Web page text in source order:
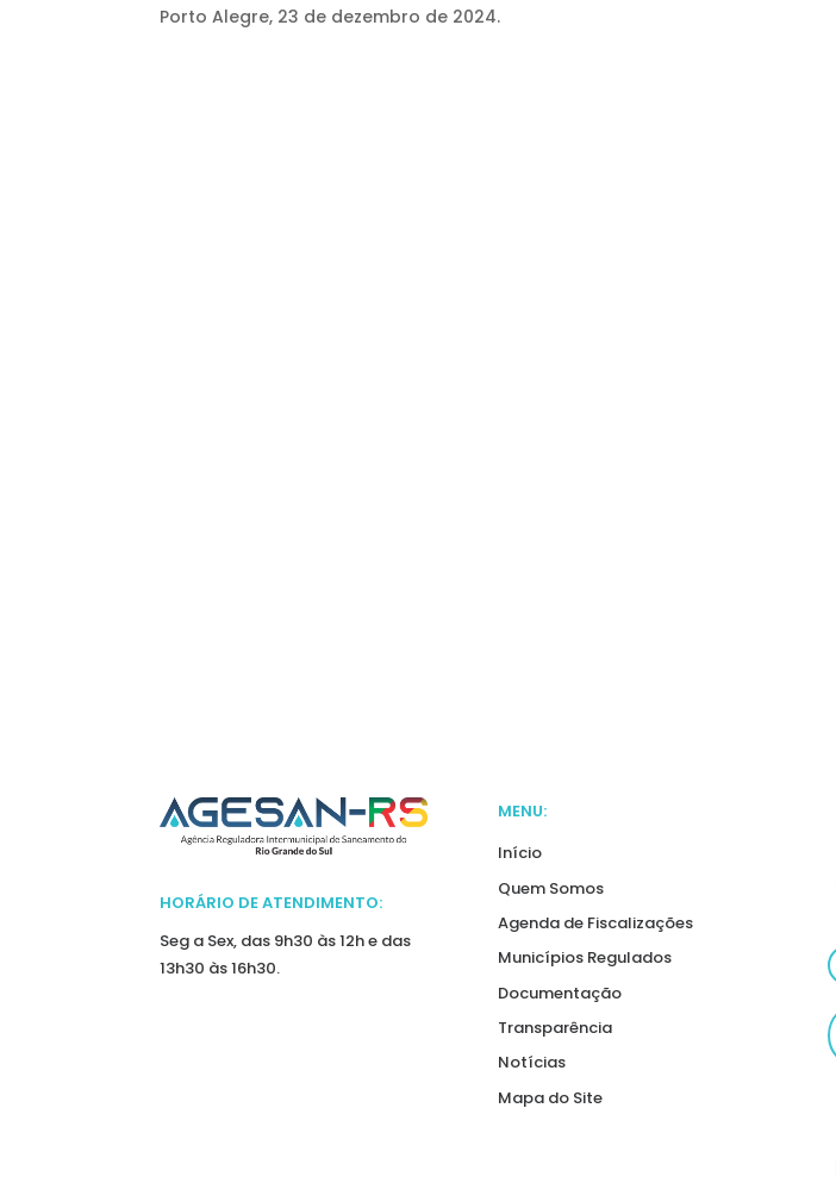
Porto Alegre, 23 de dezembro de 2024.
HORÁRIO DE ATENDIMENTO:
Seg a Sex, das 9h30 às 12h e das
13h30 às 16h30.
MENU:
Início
Quem Somos
Agenda de Fiscalizações
Municípios Regulados
Documentação
Transparência
Notícias
Mapa do Site